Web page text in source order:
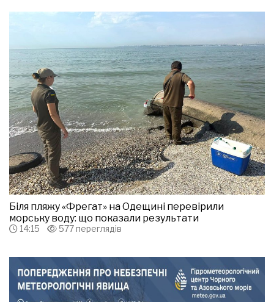
Біля пляжу «Фрегат» на Одещині перевірили
морську воду: що показали результати
14:15 577 переглядів